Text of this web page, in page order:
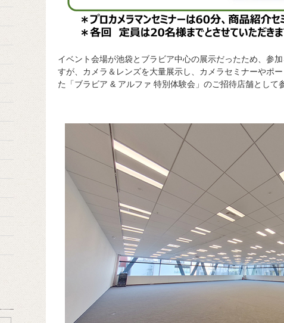
イベント会場が池袋とブラビア中心の展示だったため、参
すが、カメラ＆レンズを大量展示し、カメラセミナーやポ
た「ブラビア & アルファ 特別体験会」のご招待店舗として